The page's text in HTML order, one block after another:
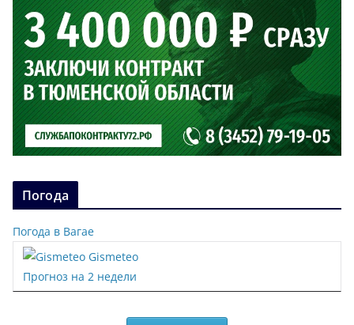
Погода
Погода в Вагае
Gismeteo
Прогноз на 2 недели